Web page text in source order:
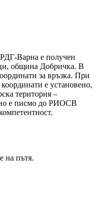
Варна е получен
община Добричка. В
за връзка. При
е установено,
територия –
е писмо до РИОСВ
на пътя.